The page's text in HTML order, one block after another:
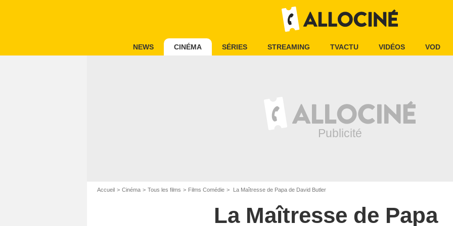
NEWS CINÉMA SÉRIES STREAMING TVACTU VIDÉOS VOD
Accueil Cinéma Tous les films Films Comédie La Maîtresse de Papa de David Butler
La Maîtresse de Papa